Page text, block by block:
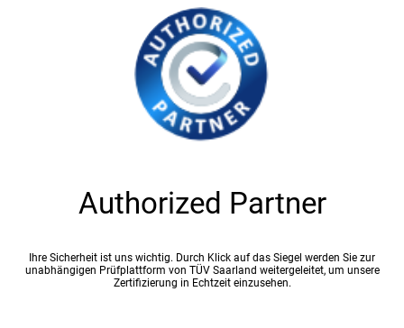
Authorized Partner
Ihre Sicherheit ist uns wichtig. Durch Klick auf das Siegel werden Sie zur
unabhängigen Prüfplattform von TÜV Saarland weitergeleitet, um unsere
Zertifizierung in Echtzeit einzusehen.